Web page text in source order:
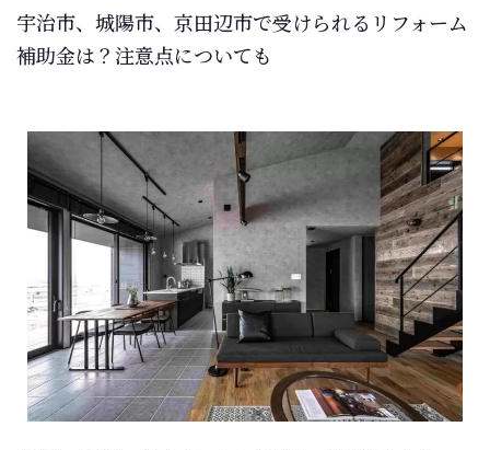
宇治市、城陽市、京田辺市で受けられるリフォーム
補助金は？注意点についても